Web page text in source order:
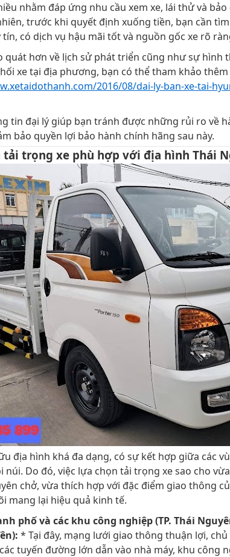
nhằm đáp ứng nhu cầu xem xe, lái thử và
trước khi quyết định xuống tiền, bạn cần
tín, có dịch vụ hậu mãi tốt và nguồn gốc xe rõ
quát hơn về lịch sử phát triển cũng như sự hình
xe tại địa phương, bạn có thể tham khảo
2016/08/dai-ly-ban-xe-tai-
tin đại lý giúp bạn tránh được những rủi ro về
bảo quyền lợi bảo hành chính hãng sau này.
tải trọng xe phù hợp với địa hình Thái
địa hình khá đa dạng, có sự kết hợp giữa các
núi. Do đó, việc lựa chọn tải trọng xe sao cho
chở, vừa thích hợp với đặc điểm giao thông
mang lại hiệu quả kinh tế.
phố và các khu công nghiệp (TP. Thái
* Tại đây, mạng lưới giao thông thuận lợi,
tuyến đường lớn dẫn vào nhà máy, khu công